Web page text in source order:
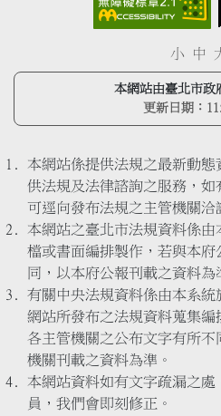
小 中
本網站由臺北市政
更新日期：
本網站係提供法規之最新動
供法規及法律諮詢之服務，
可逕向發布法規之主管機關洽
本網站之臺北市法規資料係
檔或書面編排製作，若與本府
同，以本府公報刊載之資料為
有關中央法規資料係由本系
網站所發布之法規資料蒐集
各主管機關之公布文字有所
機關刊載之資料為準。
本網站資料如有文字疏漏之處
員，我們會即刻修正。